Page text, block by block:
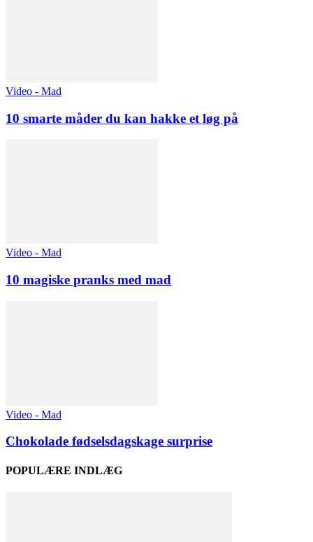
Video - Mad
10 smarte måder du kan hakke et løg på
Video - Mad
10 magiske pranks med mad
Video - Mad
Chokolade fødselsdagskage surprise
POPULÆRE INDLÆG